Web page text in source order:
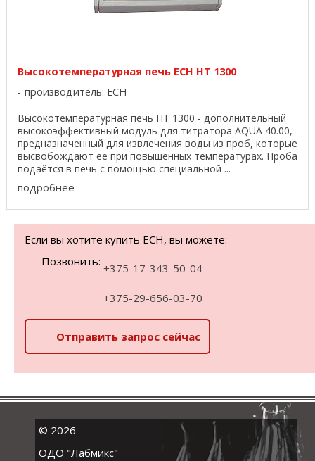
Высокотемпературная печь ECH HT 1300
производитель: ECH
Высокотемпературная печь HT 1300 - дополнительный
высокоэффективный модуль для титратора AQUA 40.00,
предназначенный для извлечения воды из проб, которые
высвобождают её при повышенных температурах. Проба
подаётся в печь с помощью специальной ...
подробнее
Если вы хотите купить ECH, вы можете:
Позвонить:
+375-17-343-50-04
+375-29-656-03-70
Отправить запрос сейчас
© 2026
ОДО "Лабмикс"